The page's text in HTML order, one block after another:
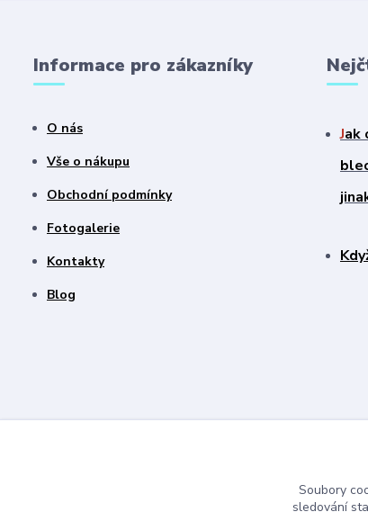
Informace pro zákazníky
O nás
Vše o nákupu
Obchodní podmínky
Fotogalerie
Kontakty
Blog
Jak
Soubory
sledování